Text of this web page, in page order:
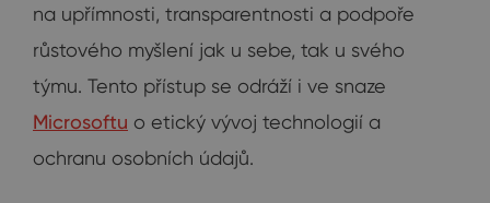
na upřímnosti, transparentnosti a podpoře
růstového myšlení jak u sebe, tak u svého
týmu. Tento přístup se odráží i ve snaze
Microsoftu o etický vývoj technologií a
ochranu osobních údajů.